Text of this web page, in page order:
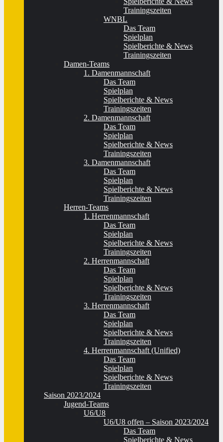
Trainingszeiten
WNBL
Das Team
Spielplan
Spielberichte & News
Trainingszeiten
Damen-Teams
1. Damenmannschaft
Das Team
Spielplan
Spielberichte & News
Trainingszeiten
2. Damenmannschaft
Das Team
Spielplan
Spielberichte & News
Trainingszeiten
3. Damenmannschaft
Das Team
Spielplan
Spielberichte & News
Trainingszeiten
Herren-Teams
1. Herrenmannschaft
Das Team
Spielplan
Spielberichte & News
Trainingszeiten
2. Herrenmannschaft
Das Team
Spielplan
Spielberichte & News
Trainingszeiten
3. Herrenmannschaft
Das Team
Spielplan
Spielberichte & News
Trainingszeiten
4. Herrenmannschaft (Unified)
Das Team
Spielplan
Spielberichte & News
Trainingszeiten
Saison 2023/2024
Jugend-Teams
U6/U8
U6/U8 offen – Saison 2023/2024
Das Team
Spielberichte & News